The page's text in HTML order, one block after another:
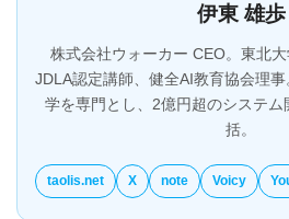
伊東 雄歩
株式会社ウォーカー CEO。東北大
JDLA認定講師、健全AI教育協会理
学を専門とし、2億円超のシステ
括。
taolis.net X note Voicy